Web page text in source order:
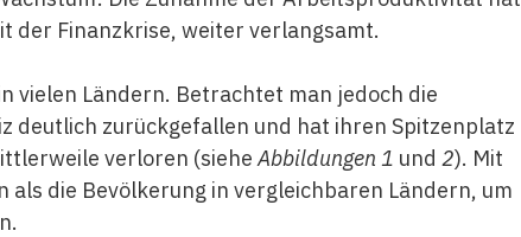
der Finanzkrise, weiter verlangsamt.
vielen Ländern. Betrachtet man jedoch die
deutlich zurückgefallen und hat ihren Spitzenplatz
verloren (sieheAbbildungen 1 und 2). Mit
die Bevölkerung in vergleichbaren Ländern, um